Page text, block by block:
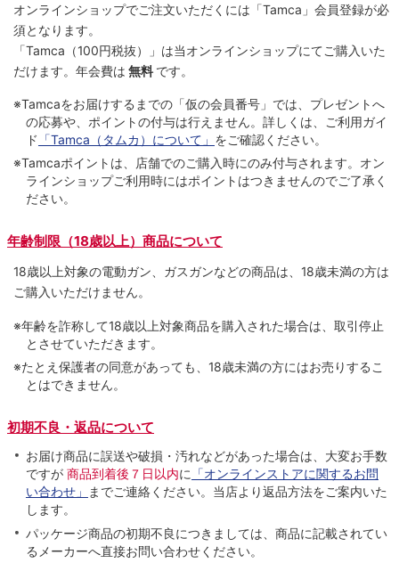
オンラインショップでご注⽂いただくには「Tamca」会員登録が必
須となります。
「Tamca （100円税抜）
」は当オンラインショップにてご購⼊いた
だけます。 年会費は 無料 です。
※Tamcaをお届けするまでの「仮の会員番号」では、プレゼントへ
の応募や、ポイントの付与は⾏えません。詳しくは、ご利⽤ガイ
ド 「Tamca（タムカ）について」 をご確認ください。
※Tamcaポイントは、店舗でのご購⼊時にのみ付与されます。オン
ラインショップご利用時にはポイントはつきませんのでご了承く
ださい。
年齢制限（18歳以上）商品について
18歳以上対象の電動ガン、ガスガンなどの商品は、18歳未満の方は
ご購入いただけません。
※年齢を詐称して18歳以上対象商品を購入された場合は、取引停止
とさせていただきます。
※たとえ保護者の同意があっても、18歳未満の方にはお売りするこ
とはできません。
初期不良・返品について
お届け商品に誤送や破損・汚れなどがあった場合は、大変お手数
ですが 商品到着後７日以内に 「オンラインストアに関するお問
い合わせ」
までご連絡ください。当店より返品方法をご案内いた
します。
パッケージ商品の初期不良につきましては、商品に記載されてい
るメーカーへ直接お問い合わせください。